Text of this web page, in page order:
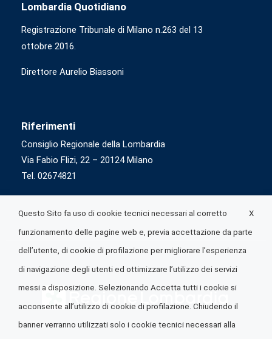
Lombardia Quotidiano
Registrazione Tribunale di Milano n.263 del 13
ottobre 2016.
Direttore Aurelio Biassoni
Riferimenti
Consiglio Regionale della Lombardia
Via Fabio Flizi, 22 – 20124 Milano
Tel. 02674821
X
Questo Sito fa uso di cookie tecnici necessari al corretto
funzionamento delle pagine web e, previa accettazione da parte
dell’utente, di cookie di profilazione per migliorare l’esperienza
di navigazione degli utenti ed ottimizzare l’utilizzo dei servizi
messi a disposizione. Selezionando Accetta tutti i cookie si
acconsente all’utilizzo di cookie di profilazione. Chiudendo il
banner verranno utilizzati solo i cookie tecnici necessari alla